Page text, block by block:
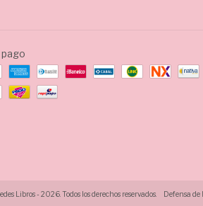
Libros - 2026. Todos los derechos reservados. Defensa de